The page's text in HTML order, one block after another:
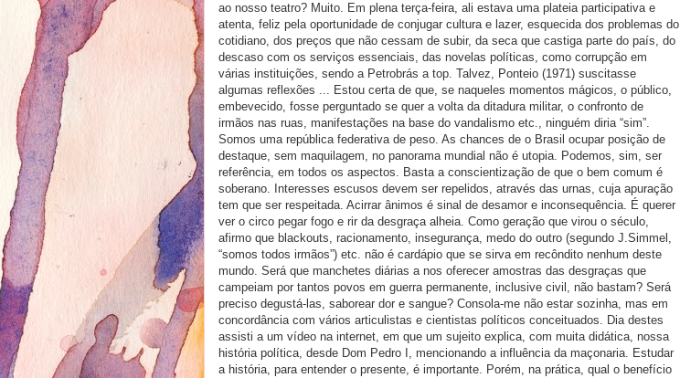
ao nosso teatro? Muito. Em plena terça-feira, ali estava uma plateia participativa e
atenta, feliz pela oportunidade de conjugar cultura e lazer, esquecida dos problemas do
cotidiano, dos preços que não cessam de subir, da seca que castiga parte do país, do
descaso com os serviços essenciais, das novelas políticas, como corrupção em
várias instituições, sendo a Petrobrás a top. Talvez, Ponteio (1971) suscitasse
algumas reflexões ... Estou certa de que, se naqueles momentos mágicos, o público,
embevecido, fosse perguntado se quer a volta da ditadura militar, o confronto de
irmãos nas ruas, manifestações na base do vandalismo etc., ninguém diria “sim”.
Somos uma república federativa de peso. As chances de o Brasil ocupar posição de
destaque, sem maquilagem, no panorama mundial não é utopia. Podemos, sim, ser
referência, em todos os aspectos. Basta a conscientização de que o bem comum é
soberano. Interesses escusos devem ser repelidos, através das urnas, cuja apuração
tem que ser respeitada. Acirrar ânimos é sinal de desamor e inconsequência. É querer
ver o circo pegar fogo e rir da desgraça alheia. Como geração que virou o século,
afirmo que blackouts, racionamento, insegurança, medo do outro (segundo J.Simmel,
“somos todos irmãos”) etc. não é cardápio que se sirva em recôndito nenhum deste
mundo. Será que manchetes diárias a nos oferecer amostras das desgraças que
campeiam por tantos povos em guerra permanente, inclusive civil, não bastam? Será
preciso degustá-las, saborear dor e sangue? Consola-me não estar sozinha, mas em
concordância com vários articulistas e cientistas políticos conceituados. Dia destes
assisti a um vídeo na internet, em que um sujeito explica, com muita didática, nossa
história política, desde Dom Pedro I, mencionando a influência da maçonaria. Estudar
a história, para entender o presente, é importante. Porém, na prática, qual o benefício